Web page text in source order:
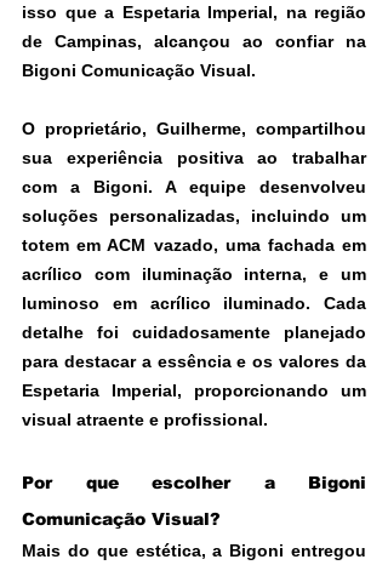
isso que a Espetaria Imperial, na região
de Campinas, alcançou ao confiar na
Bigoni Comunicação Visual.
O proprietário, Guilherme, compartilhou
sua experiência positiva ao trabalhar
com a Bigoni. A equipe desenvolveu
soluções personalizadas, incluindo um
totem em ACM vazado, uma fachada em
acrílico com iluminação interna, e um
luminoso em acrílico iluminado. Cada
detalhe foi cuidadosamente planejado
para destacar a essência e os valores da
Espetaria Imperial, proporcionando um
visual atraente e profissional.
Por que escolher a Bigoni
Comunicação Visual?
Mais do que estética, a Bigoni entregou